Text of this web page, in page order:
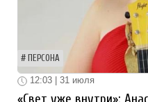
ПЕРСОНА
12:03 | 31 июля